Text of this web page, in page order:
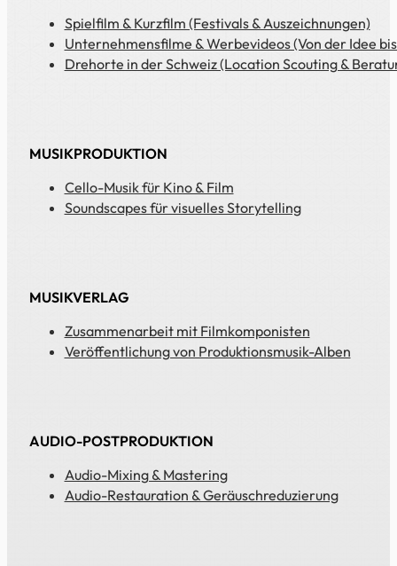
Spielfilm & Kurzfilm (Festivals & Auszeichnungen)
Unternehmensfilme & Werbevideos (Von der Idee
Drehorte in der Schweiz (Location Scouting &
MUSIKPRODUKTION
Cello-Musik für Kino & Film
Soundscapes für visuelles Storytelling
MUSIKVERLAG
Zusammenarbeit mit Filmkomponisten
Veröffentlichung von Produktionsmusik-Alben
AUDIO-POSTPRODUKTION
Audio-Mixing & Mastering
Audio-Restauration & Geräuschreduzierung